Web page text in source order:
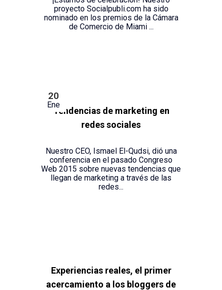
proyecto Socialpubli.com ha sido
nominado en los premios de la Cámara
de Comercio de Miami ...
20
Ene
Tendencias de marketing en
redes sociales
Nuestro CEO, Ismael El-Qudsi, dió una
conferencia en el pasado Congreso
Web 2015 sobre nuevas tendencias que
llegan de marketing a través de las
redes...
Experiencias reales, el primer
acercamiento a los bloggers de